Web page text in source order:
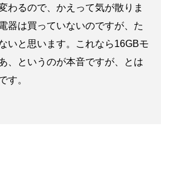
わるので、かえって気が散りま
器は買っていないのですが、た
いと思います。これなら16GBモ
、というのが本音ですが、とは
す。